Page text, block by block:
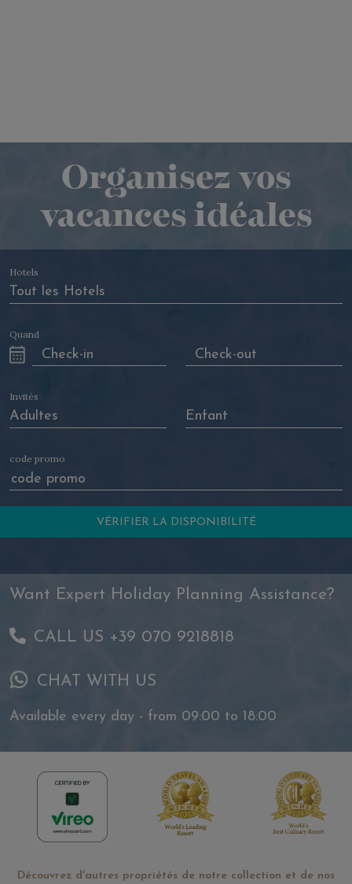
Organisez vos
vacances idéales
Hotels
Quand
Invités
code promo
Want Expert Holiday Planning Assistance?
CALL US +39 070 9218818
CHAT WITH US
Available every day - from 09:00 to 18:00
Découvrez d'autres propriétés de notre collection et de nos